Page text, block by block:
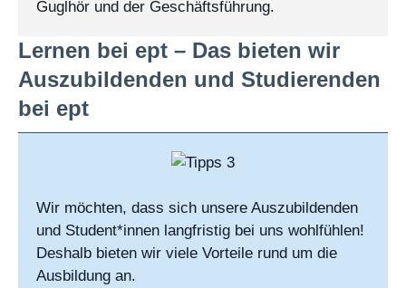
Guglhör und der Geschäftsführung.
Lernen bei ept – Das bieten wir
Auszubildenden und Studierenden
bei ept
Wir möchten, dass sich unsere Auszubildenden
und Student*innen langfristig bei uns wohlfühlen!
Deshalb bieten wir viele Vorteile rund um die
Ausbildung an.